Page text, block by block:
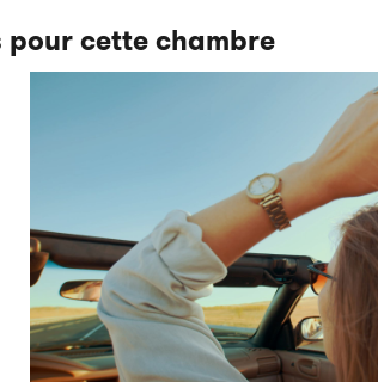
cette chambre